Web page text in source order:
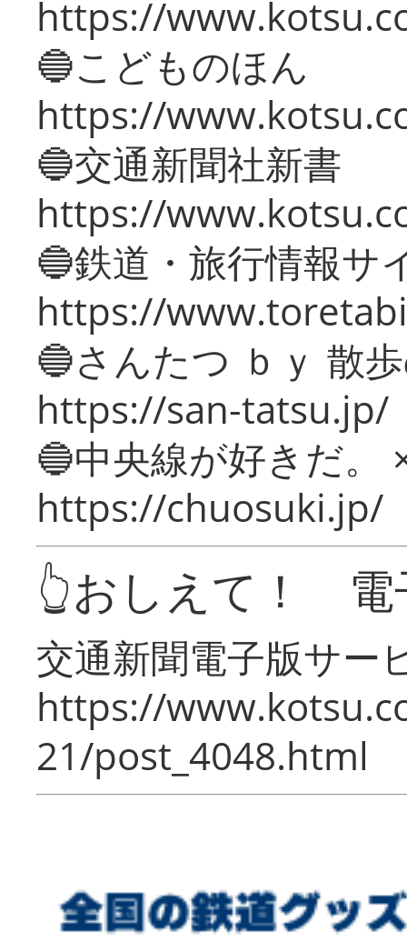
https://
🔵こどものほん
https://
🔵交通新聞社新書
https://
🔵鉄道・旅行情報サ
https://
🔵さんたつ ｂｙ 散
https://san-tatsu.jp/
🔵中央線が好きだ。
https://chuosuki.jp/
👆おしえて！ 電
交通新聞電子版サー
https://
21/post_4048.html